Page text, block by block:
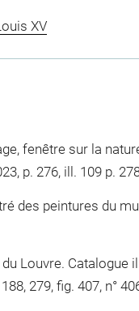
XV
fenêtre sur la
p. 276, ill. 109 p.
des peintures du
Louvre.
279, fig. 407, n°